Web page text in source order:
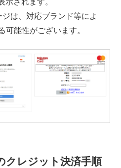
は、対応ブランド等によ
可能性がございます。
クレジット決済手順